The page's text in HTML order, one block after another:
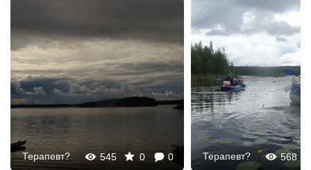
545 0 0
Терапевт? 568
Терапевт?